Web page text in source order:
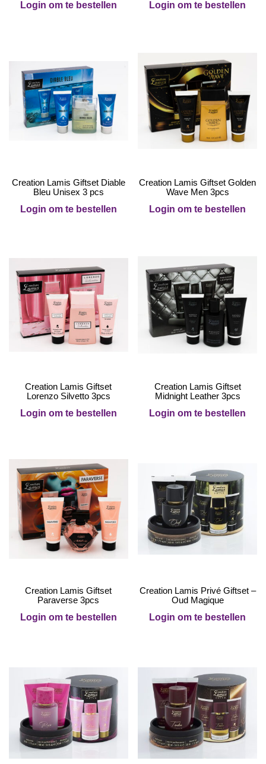
Login om te bestellen Login om te bestellen
Creation Lamis Giftset Diable
Bleu Unisex 3 pcs
Login om te bestellen
Creation Lamis Giftset Golden
Wave Men 3pcs
Login om te bestellen
Creation Lamis Giftset
Lorenzo Silvetto 3pcs
Login om te bestellen
Creation Lamis Giftset
Midnight Leather 3pcs
Login om te bestellen
Creation Lamis Giftset
Paraverse 3pcs
Login om te bestellen
Creation Lamis Privé Giftset –
Oud Magique
Login om te bestellen